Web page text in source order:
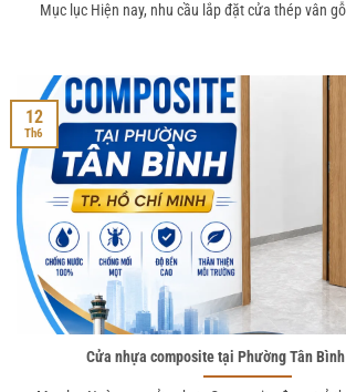
Mục lục Hiện nay, nhu cầu lắp đặt cửa thép vân
Cửa nhựa composite tại Phường Tân
12
Th6